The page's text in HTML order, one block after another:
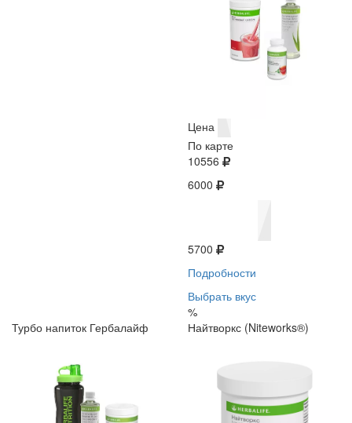
Цена
По карте
10556
6000
5700
Подробности
Выбрать вкус
%
Турбо напиток Гербалайф
Найтворкс (Niteworks®)